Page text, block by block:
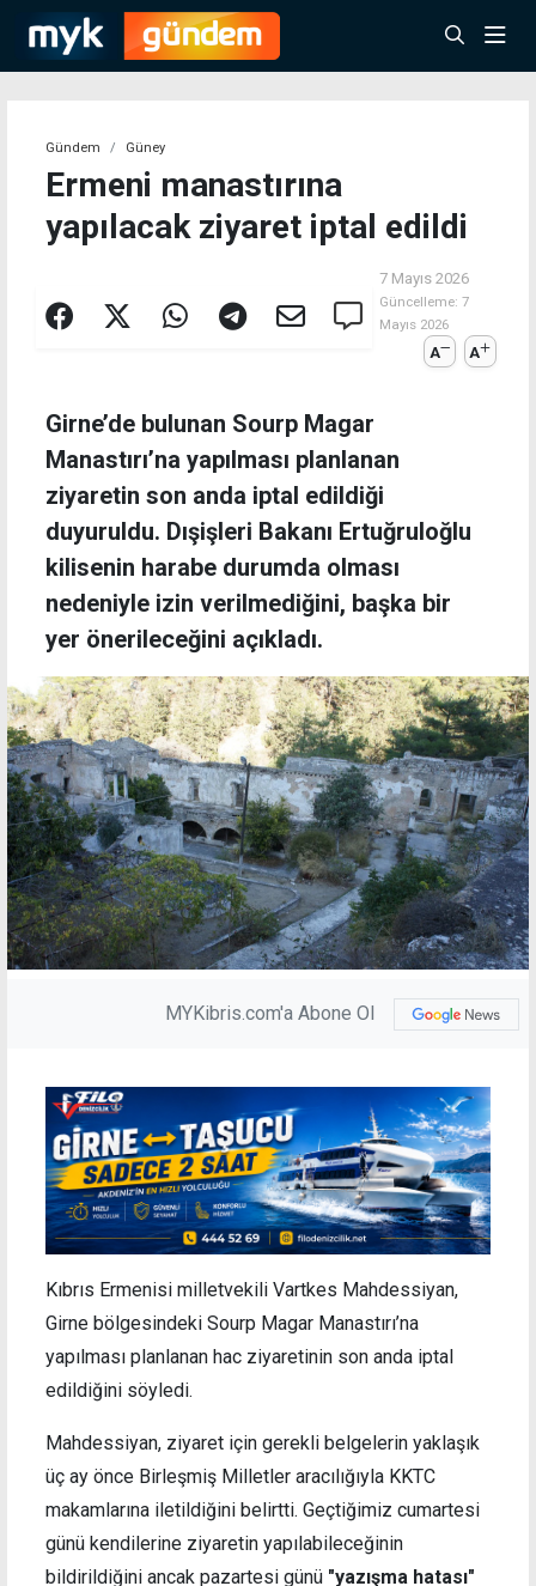
Gündem Güney
Ermeni manastırına
yapılacak ziyaret iptal edildi
7 Mayıs 2026
Güncelleme: 7
Mayıs 2026
A A
Girne’de bulunan Sourp Magar
Manastırı’na yapılması planlanan
ziyaretin son anda iptal edildiği
duyuruldu. Dışişleri Bakanı Ertuğruloğlu
kilisenin harabe durumda olması
nedeniyle izin verilmediğini, başka bir
yer önerileceğini açıkladı.
MYKibris.com'a Abone Ol
Kıbrıs Ermenisi milletvekili Vartkes Mahdessiyan,
Girne bölgesindeki Sourp Magar Manastırı’na
yapılması planlanan hac ziyaretinin son anda iptal
edildiğini söyledi.
Mahdessiyan, ziyaret için gerekli belgelerin yaklaşık
üç ay önce Birleşmiş Milletler aracılığıyla KKTC
makamlarına iletildiğini belirtti. Geçtiğimiz cumartesi
günü kendilerine ziyaretin yapılabileceğinin
bildirildiğini ancak pazartesi günü "yazışma hatası"